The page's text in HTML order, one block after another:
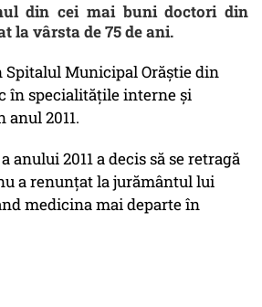
din cei mai buni doctori din
la vârsta de 75 de ani.
Spitalul Municipal Orăștie din
în specialitățile interne și
anul 2011.
anului 2011 a decis să se retragă
a renunțat la jurământul lui
medicina mai departe în